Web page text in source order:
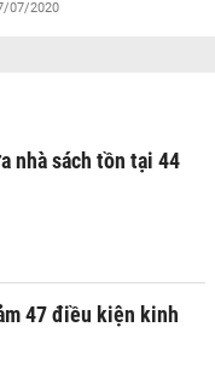
07/2020
nhà sách tồn tại 44
47 điều kiện kinh